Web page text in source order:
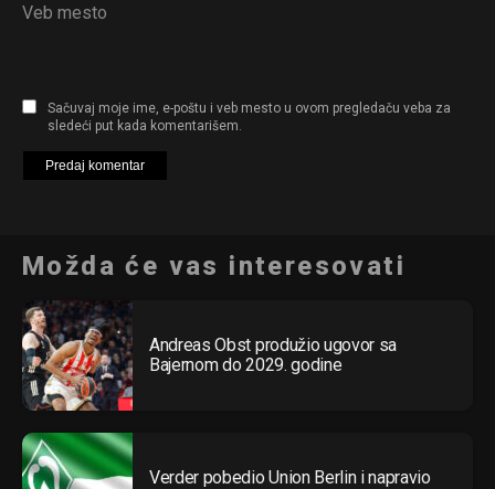
Veb mesto
Sačuvaj moje ime, e-poštu i veb mesto u ovom pregledaču veba za
sledeći put kada komentarišem.
Možda će vas interesovati
Andreas Obst produžio ugovor sa
Bajernom do 2029. godine
Verder pobedio Union Berlin i napravio